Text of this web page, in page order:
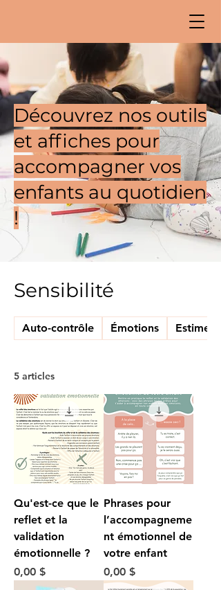
Découvrez nos outils
et affiches pour
accompagner vos
enfants au quotidien
!
Sensibilité
Auto-contrôle Émotions Estime
5 articles
Qu'est-ce que le
reflet et la
validation
émotionnelle ?
Prix
0,00 $
Phrases pour
l’accompagneme
nt émotionnel de
votre enfant
Prix
0,00 $